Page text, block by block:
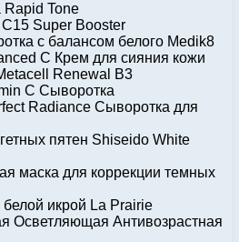
Rapid Tone
Super Booster
с балансом белого Medik8
C Крем для сияния кожи
Renewal B3
C Сыворотка
Radiance Сыворотка для
пятен Shiseido White
маска для коррекции темных
икрой La Prairie
Осветляющая Антивозрастная